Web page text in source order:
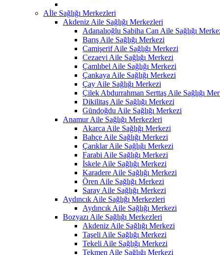
Aİle Sağlığı Merkezleri
Akdeniz Aile Sağlığı Merkezleri
Adanalıoğlu Sabiha Can Aile Sağlığı
Barış Aile Sağlığı Merkezi
Camişerif Aile Sağlığı Merkezi
Cezaevi Aile Sağlığı Merkezi
Çamlıbel Aile Sağlığı Merkezi
Çankaya Aile Sağlığı Merkezi
Çay Aile Sağlığı Merkezi
Çilek Abdurrahman Serttaş Aile Sağlığı
Dikilitaş Aile Sağlığı Merkezi
Gündoğdu Aile Sağlığı Merkezi
Anamur Aile Sağlığı Merkezleri
Akarca Aile Sağlığı Merkezi
Bahçe Aile Sağlığı Merkezi
Çarıklar Aile Sağlığı Merkezi
Farabi Aile Sağlığı Merkezi
İskele Aile Sağlığı Merkezi
Karadere Aile Sağlığı Merkezi
Ören Aile Sağlığı Merkezi
Saray Aile Sağlığı Merkezi
Aydıncık Aile Sağlığı Merkezleri
Aydıncık Aile Sağlığı Merkezi
Bozyazı Aile Sağlığı Merkezleri
Akdeniz Aile Sağlığı Merkezi
Taşeli Aile Sağlığı Merkezi
Tekeli Aile Sağlığı Merkezi
Tekmen Aile Sağlığı Merkezi